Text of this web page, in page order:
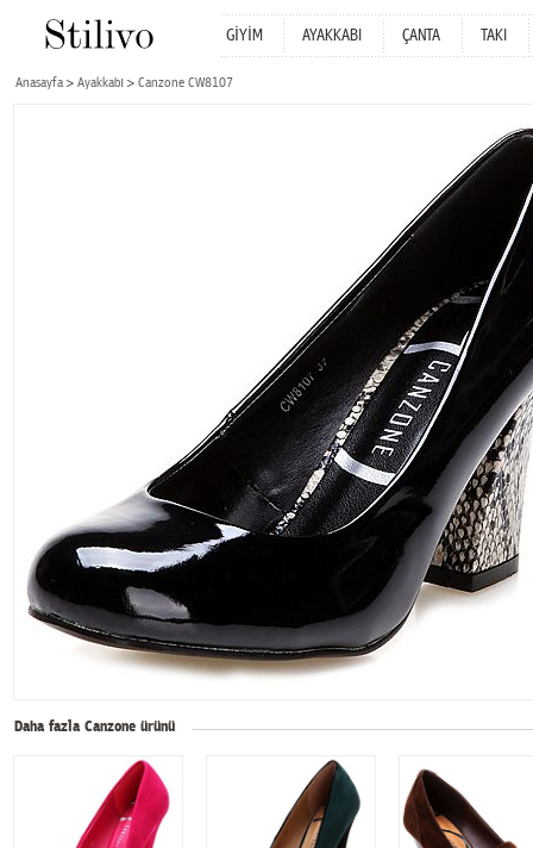
GİYİM AYAKKABI ÇANTA TAKI
Anasayfa Ayakkabı Canzone CW8107
Daha fazla Canzone ürünü